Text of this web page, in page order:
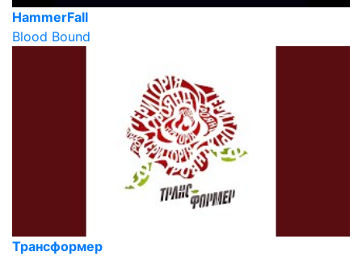
HammerFall
Blood Bound
Трансформер